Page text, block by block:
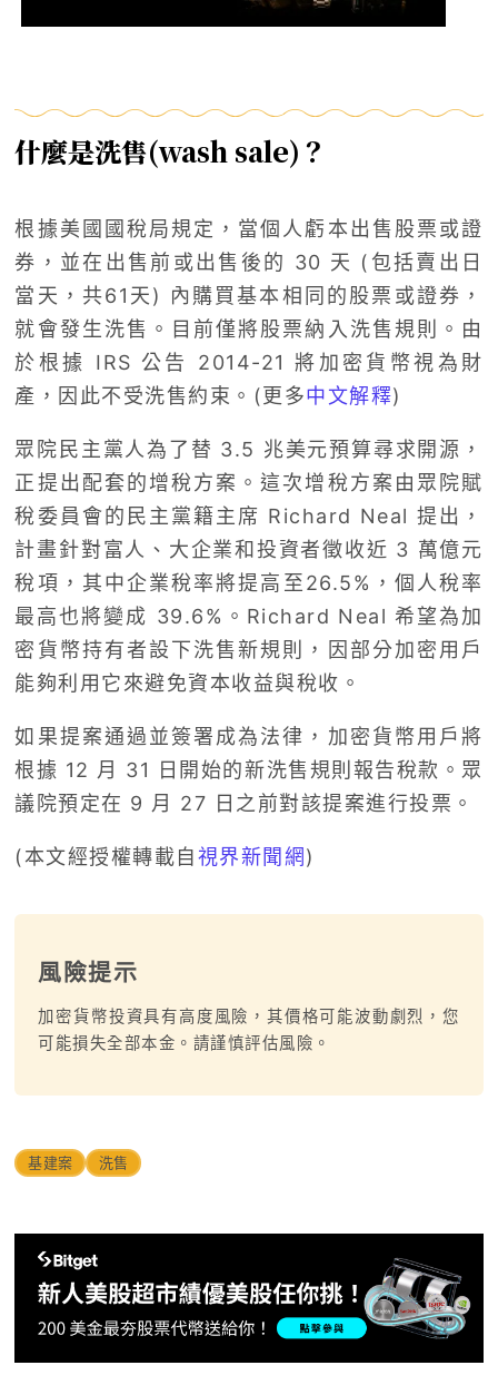
什麼是洗售(wash sale)？
根據美國國稅局規定，當個人虧本出售股票或證
券，並在出售前或出售後的 30 天 (包括賣出日
當天，共61天) 內購買基本相同的股票或證券，
就會發生洗售。目前僅將股票納入洗售規則。由
於根據 IRS 公告 2014-21 將加密貨幣視為財
產，因此不受洗售約束。(更多中文解釋)
眾院民主黨人為了替 3.5 兆美元預算尋求開源，
正提出配套的增稅方案。這次增稅方案由眾院賦
稅委員會的民主黨籍主席 Richard Neal 提出，
計畫針對富人、大企業和投資者徵收近 3 萬億元
稅項，其中企業稅率將提高至26.5%，個人稅率
最高也將變成 39.6%。Richard Neal 希望為加
密貨幣持有者設下洗售新規則，因部分加密用戶
能夠利用它來避免資本收益與稅收。
如果提案通過並簽署成為法律，加密貨幣用戶將
根據 12 月 31 日開始的新洗售規則報告稅款。眾
議院預定在 9 月 27 日之前對該提案進行投票。
(本文經授權轉載自視界新聞網)
風險提示
加密貨幣投資具有高度風險，其價格可能波動劇烈，您
可能損失全部本金。請謹慎評估風險。
基建案 洗售